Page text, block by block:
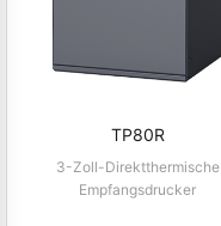
TP80R
3-Zoll-Direktthermische
Empfangsdrucker